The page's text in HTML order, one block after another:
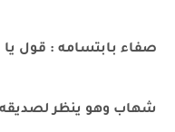
صفاء بابتسامه : قول